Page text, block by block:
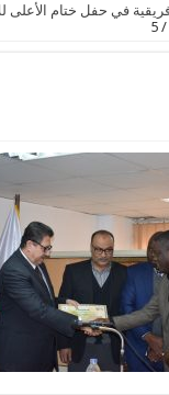
في حفل ختام الأعلى
/
5